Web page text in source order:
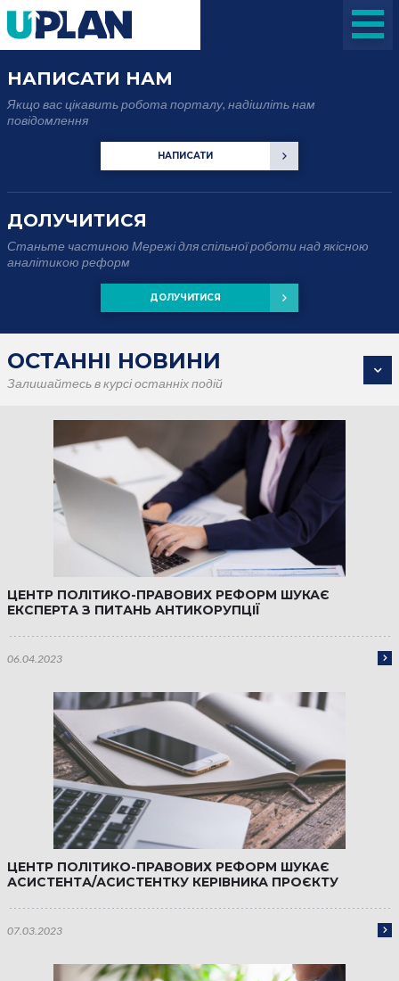
НАПИСАТИ НАМ
Якщо вас цікавить робота порталу, надішліть нам
повідомлення
НАПИСАТИ
ДОЛУЧИТИСЯ
Станьте частиною Мережі для спільної роботи над якісною
аналітикою реформ
ДОЛУЧИТИСЯ
ОСТАННІ НОВИНИ
Залишайтесь в курсі останніх подій
ЦЕНТР ПОЛІТИКО-ПРАВОВИХ РЕФОРМ ШУКАЄ
ЕКСПЕРТА З ПИТАНЬ АНТИКОРУПЦІЇ
06.04.2023
ЦЕНТР ПОЛІТИКО-ПРАВОВИХ РЕФОРМ ШУКАЄ
АСИСТЕНТА/АСИСТЕНТКУ КЕРІВНИКА ПРОЄКТУ
07.03.2023